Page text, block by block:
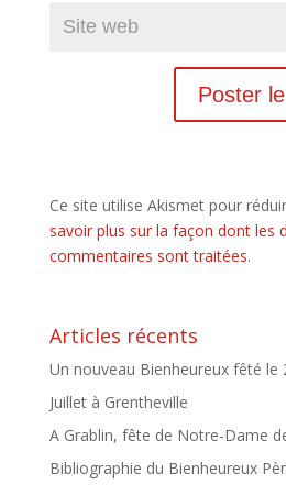
Ce site utilise Akismet pour
savoir plus sur la façon dont les
commentaires sont traitées.
Articles récents
Un nouveau Bienheureux fêté le
Juillet à Grentheville
A Grablin, fête de Notre-Dame
Bibliographie du Bienheureux